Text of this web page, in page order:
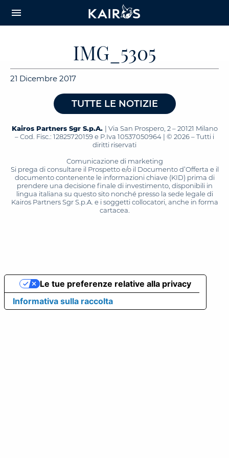
CONTENT
menu
IMG_5305
21 Dicembre 2017
TUTTE LE NOTIZIE
Kairos Partners Sgr S.p.A. | Via San Prospero, 2 – 20121 Milano
– Cod. Fisc.: 12825720159 e P.Iva 10537050964 | © 2026 – Tutti i
diritti riservati
Comunicazione di marketing
Si prega di consultare il Prospetto e/o il Documento d’Offerta e il
documento contenente le informazioni chiave (KID) prima di
prendere una decisione finale di investimento, disponibili in
lingua italiana su questo sito nonché presso la sede legale di
Kairos Partners Sgr S.p.A. e i soggetti collocatori, anche in forma
cartacea.
Informativa sulla raccolta
Le tue preferenze relative alla privacy